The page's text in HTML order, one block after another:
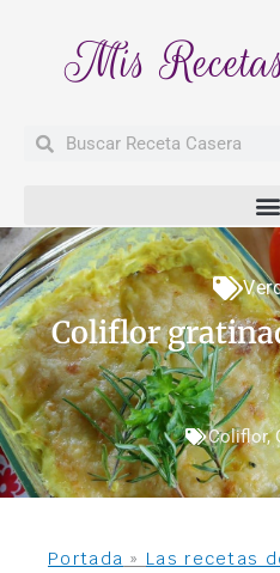
Mis
BuscarBuscar
Coliflor
Coliflor,
Portada » Las recetas